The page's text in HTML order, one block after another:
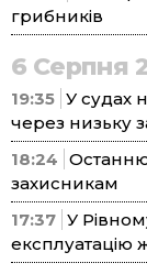
грибників
6 Серпня
19:35 У судах
через низьку
18:24
захисникам
17:37 У
експлуатацію